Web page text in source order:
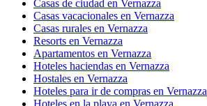
Casas de ciudad en Vernazza
Casas vacacionales en Vernazza
Casas rurales en Vernazza
Resorts en Vernazza
Apartamentos en Vernazza
Hoteles haciendas en Vernazza
Hostales en Vernazza
Hoteles para ir de compras en Vernazza
Hoteles en la playa en Vernazza